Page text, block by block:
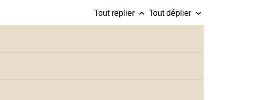
Tout replier keyboard_arrow_up Tout déplier keyboard_arrow_down